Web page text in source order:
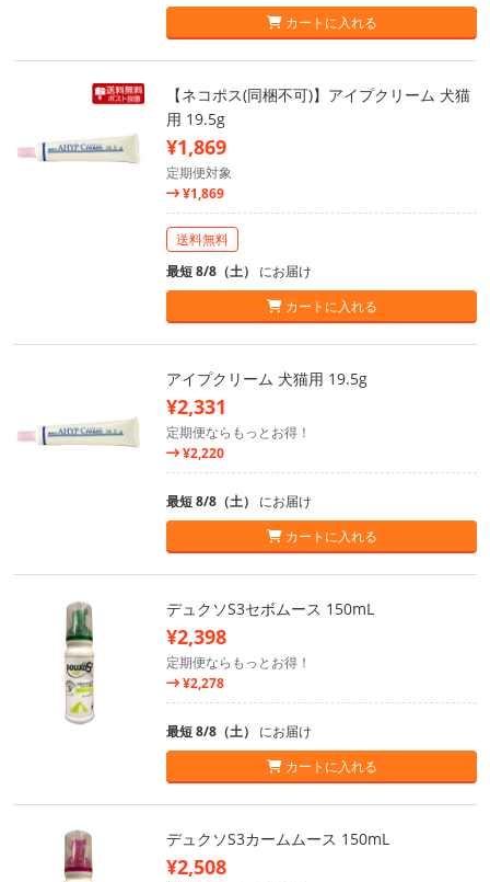
カートに入れる
【ネコポス(同梱不可)】アイプクリーム 犬猫
用 19.5g
¥1,869
定期便対象
¥1,869
送料無料
最短 8/8（土） にお届け
カートに入れる
アイプクリーム 犬猫用 19.5g
¥2,331
定期便ならもっとお得！
¥2,220
最短 8/8（土） にお届け
カートに入れる
デュクソS3セボムース 150mL
¥2,398
定期便ならもっとお得！
¥2,278
最短 8/8（土） にお届け
カートに入れる
デュクソS3カームムース 150mL
¥2,508